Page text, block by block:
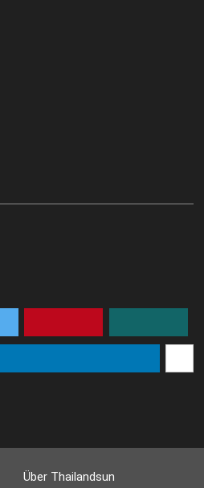
Über Thailandsun